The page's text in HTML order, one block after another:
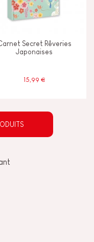
Secret Rêveries
Japonaises
15,99 €